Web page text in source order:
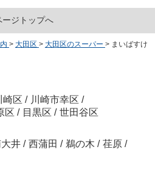
ージトップへ
> 大田区 > 大田区のスーパー > まいばすけ
崎区 / 川崎市幸区 /
区 / 目黒区 / 世田谷区
井 / 西蒲田 / 鵜の木 / 荏原 /